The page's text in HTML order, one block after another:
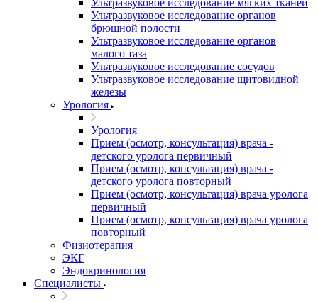
Ультразвуковое исследование мягких тканей
Ультразвуковое исследование органов
брюшной полости
Ультразвуковое исследование органов
малого таза
Ультразвуковое исследование сосудов
Ультразвуковое исследование щитовидной
железы
Урология
Урология
Прием (осмотр, консультация) врача -
детского уролога первичный
Прием (осмотр, консультация) врача -
детского уролога повторный
Прием (осмотр, консультация) врача уролога
первичный
Прием (осмотр, консультация) врача уролога
повторный
Физиотерапия
ЭКГ
Эндокринология
Специалисты